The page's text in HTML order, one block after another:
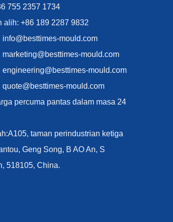
755 2357 1734
alih: +86 189 2287 9832
info@besttimes-mould.com
marketing@besttimes-mould.com
engineering@besttimes-mould.com
quote@besttimes-mould.com
percuma pantas dalam masa 24
taman perindustrian ketiga
Geng Song, B AO An, S
518105, China.